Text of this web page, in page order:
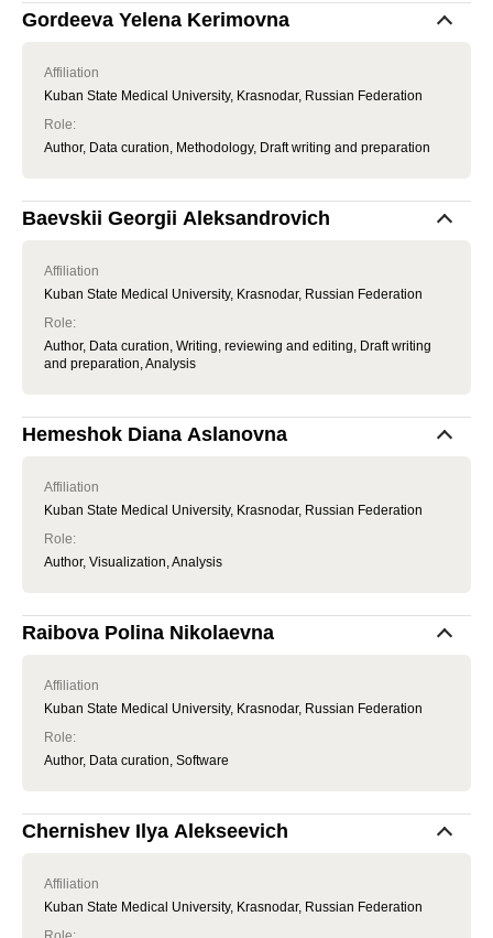
Gordeeva Yelena Kerimovna
Affiliation
Kuban State Medical University, Krasnodar, Russian Federation
Role:
Author, Data curation, Methodology, Draft writing and preparation
Baevskii Georgii Aleksandrovich
Affiliation
Kuban State Medical University, Krasnodar, Russian Federation
Role:
Author, Data curation, Writing, reviewing and editing, Draft writing
and preparation, Analysis
Hemeshok Diana Aslanovna
Affiliation
Kuban State Medical University, Krasnodar, Russian Federation
Role:
Author, Visualization, Analysis
Raibova Polina Nikolaevna
Affiliation
Kuban State Medical University, Krasnodar, Russian Federation
Role:
Author, Data curation, Software
Chernishev Ilya Alekseevich
Affiliation
Kuban State Medical University, Krasnodar, Russian Federation